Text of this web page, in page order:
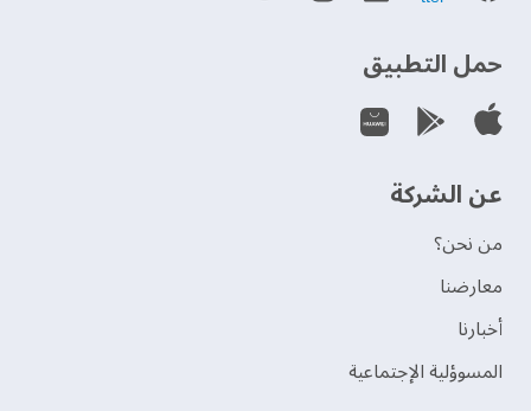
حمل التطبيق
عن الشركة
من نحن؟
‫معارضنا‬
‫أخبارنا‬
المسوؤلية الإجتماعية